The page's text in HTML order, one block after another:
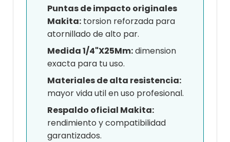
Puntas de impacto originales
Makita: torsion reforzada para
atornillado de alto par.
Medida 1/4"X25Mm:dimension
exacta para tu uso.
Materiales de alta resistencia:
mayor vida util en uso profesional.
Respaldo oficial Makita:
rendimiento y compatibilidad
garantizados.